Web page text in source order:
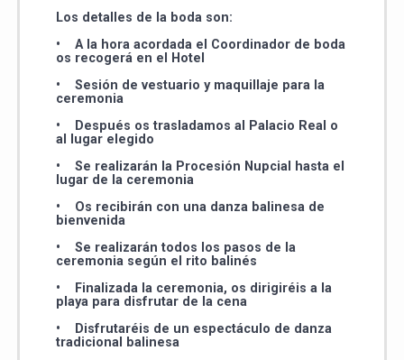
Los detalles de la boda son:
• A la hora acordada el Coordinador de boda
os recogerá en el Hotel
• Sesión de vestuario y maquillaje para la
ceremonia
• Después os trasladamos al Palacio Real o
al lugar elegido
• Se realizarán la Procesión Nupcial hasta el
lugar de la ceremonia
• Os recibirán con una danza balinesa de
bienvenida
• Se realizarán todos los pasos de la
ceremonia según el rito balinés
• Finalizada la ceremonia, os dirigiréis a la
playa para disfrutar de la cena
• Disfrutaréis de un espectáculo de danza
tradicional balinesa